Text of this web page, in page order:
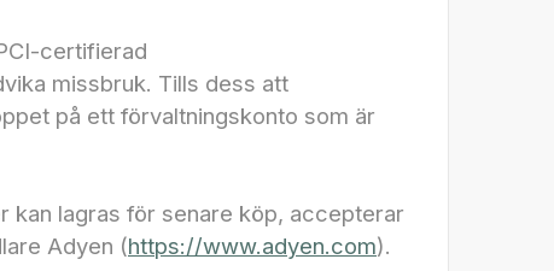
certifierad
missbruk. Tills dess att
på ett förvaltningskonto som är
kan lagras för senare köp, accepterar
Adyen (https://www.adyen.com).